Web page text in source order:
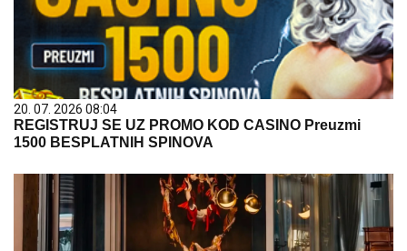
20. 07. 2026 08:04
REGISTRUJ SE UZ PROMO KOD CASINO Preuzmi
1500 BESPLATNIH SPINOVA